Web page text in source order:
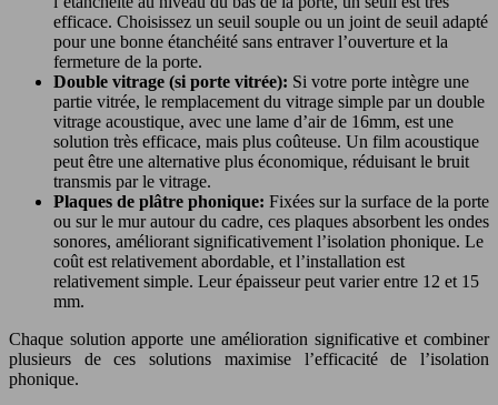
efficace. Choisissez un seuil souple ou un joint de seuil adapté
pour une bonne étanchéité sans entraver l’ouverture et la
fermeture de la porte.
Double vitrage (si porte vitrée): Si votre porte intègre une
partie vitrée, le remplacement du vitrage simple par un double
vitrage acoustique, avec une lame d’air de 16mm, est une
solution très efficace, mais plus coûteuse. Un film acoustique
peut être une alternative plus économique, réduisant le bruit
transmis par le vitrage.
Plaques de plâtre phonique: Fixées sur la surface de la porte
ou sur le mur autour du cadre, ces plaques absorbent les ondes
sonores, améliorant significativement l’isolation phonique. Le
coût est relativement abordable, et l’installation est
relativement simple. Leur épaisseur peut varier entre 12 et 15
mm.
Chaque solution apporte une amélioration significative et combiner
plusieurs de ces solutions maximise l’efficacité de l’isolation
phonique.